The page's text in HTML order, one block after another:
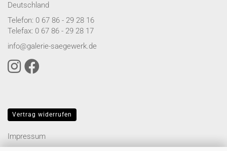
Deutschland
Telefon: 0 67 86 - 29 28 16
Telefax: 0 67 86 - 29 28 17
info@galerie-saegewerk.de
Vertrag widerrufen
Impressum